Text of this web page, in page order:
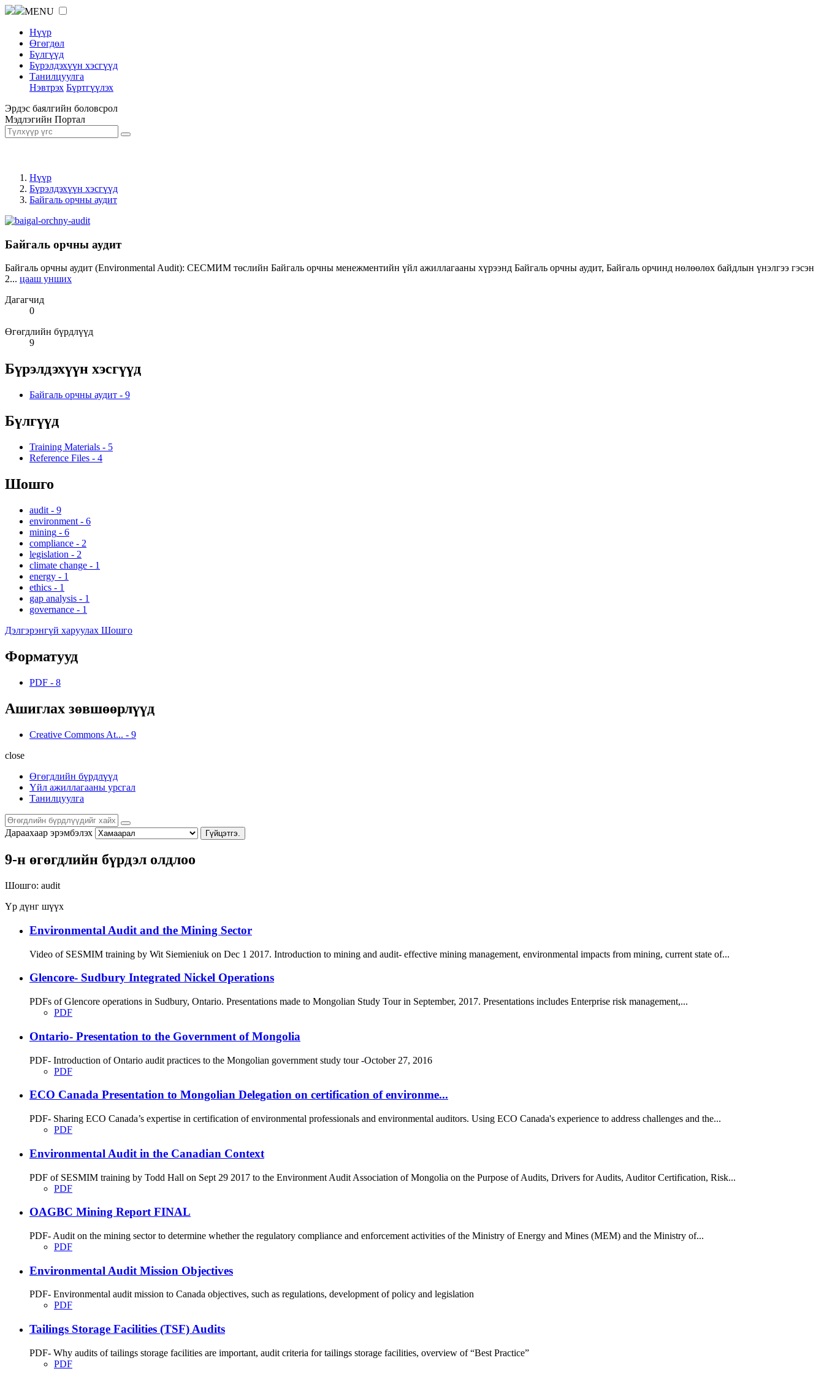
MENU
Нүүр
Өгөгдөл
Бүлгүүд
Бүрэлдэхүүн хэсгүүд
Танилцуулга
Нэвтрэх Бүртгүүлэх
Эрдэс баялгийн боловсрол
Мэдлэгийн Портал
Нүүр
Бүрэлдэхүүн хэсгүүд
Байгаль орчны аудит
Байгаль орчны аудит
Байгаль орчны аудит (Environmental Audit): СЕСМИМ төслийн Байгаль орчны менежментийн үйл ажиллагааны хүрээнд Байгаль орчны аудит, Байгаль орчинд нөлөөлөх байдлын үнэлгээ гэсэн
2... цааш унших
Дагагчид
0
Өгөгдлийн бүрдлүүд
9
Бүрэлдэхүүн хэсгүүд
Байгаль орчны аудит - 9
Бүлгүүд
Training Materials - 5
Reference Files - 4
Шошго
audit - 9
environment - 6
mining - 6
compliance - 2
legislation - 2
climate change - 1
energy - 1
ethics - 1
gap analysis - 1
governance - 1
Дэлгэрэнгүй харуулах Шошго
Форматууд
PDF - 8
Ашиглах зөвшөөрлүүд
Creative Commons At... - 9
close
Өгөгдлийн бүрдлүүд
Үйл ажиллагааны урсгал
Танилцуулга
Дараахаар эрэмбэлэх Гүйцэтгэ.
9-н өгөгдлийн бүрдэл олдлоо
Шошго: audit
Үр дүнг шүүх
Environmental Audit and the Mining Sector
Video of SESMIM training by Wit Siemieniuk on Dec 1 2017. Introduction to mining and audit- effective mining management, environmental impacts from mining, current state of...
Glencore- Sudbury Integrated Nickel Operations
PDFs of Glencore operations in Sudbury, Ontario. Presentations made to Mongolian Study Tour in September, 2017. Presentations includes Enterprise risk management,...
PDF
Ontario- Presentation to the Government of Mongolia
PDF- Introduction of Ontario audit practices to the Mongolian government study tour -October 27, 2016
PDF
ECO Canada Presentation to Mongolian Delegation on certification of environme...
PDF- Sharing ECO Canada’s expertise in certification of environmental professionals and environmental auditors. Using ECO Canada's experience to address challenges and the...
PDF
Environmental Audit in the Canadian Context
PDF of SESMIM training by Todd Hall on Sept 29 2017 to the Environment Audit Association of Mongolia on the Purpose of Audits, Drivers for Audits, Auditor Certification, Risk...
PDF
OAGBC Mining Report FINAL
PDF- Audit on the mining sector to determine whether the regulatory compliance and enforcement activities of the Ministry of Energy and Mines (MEM) and the Ministry of...
PDF
Environmental Audit Mission Objectives
PDF- Environmental audit mission to Canada objectives, such as regulations, development of policy and legislation
PDF
Tailings Storage Facilities (TSF) Audits
PDF- Why audits of tailings storage facilities are important, audit criteria for tailings storage facilities, overview of “Best Practice”
PDF